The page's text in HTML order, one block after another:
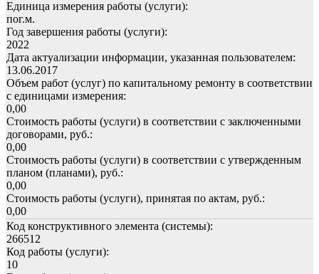
Единица измерения работы (услуги):
пог.м.
Год завершения работы (услуги):
2022
Дата актуализации информации, указанная пользователем:
13.06.2017
Объем работ (услуг) по капитальному ремонту в соответствии
с единицами измерения:
0,00
Стоимость работы (услуги) в соответствии с заключенными
договорами, руб.:
0,00
Стоимость работы (услуги) в соответствии с утвержденным
планом (планами), руб.:
0,00
Стоимость работы (услуги), принятая по актам, руб.:
0,00
Код конструктивного элемента (системы):
266512
Код работы (услуги):
10